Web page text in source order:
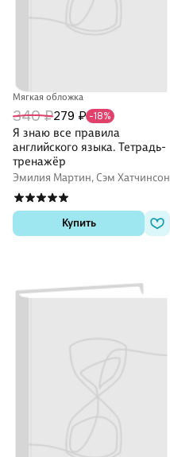
Мягкая обложка
340 ₽279 ₽ -18%
Я знаю все правила
английского языка. Тетрадь-
тренажёр
Эмилия Мартин, Сэм Хатчинсон
Купить